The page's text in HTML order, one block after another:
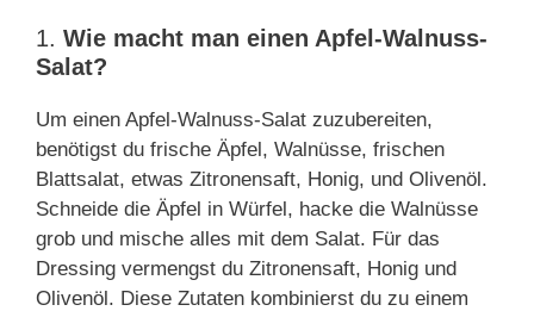
1. Wie macht man einen Apfel-Walnuss-
Salat?
Um einen Apfel-Walnuss-Salat zuzubereiten,
benötigst du frische Äpfel, Walnüsse, frischen
Blattsalat, etwas Zitronensaft, Honig, und Olivenöl.
Schneide die Äpfel in Würfel, hacke die Walnüsse
grob und mische alles mit dem Salat. Für das
Dressing vermengst du Zitronensaft, Honig und
Olivenöl. Diese Zutaten kombinierst du zu einem